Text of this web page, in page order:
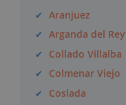
Aranjuez
Arganda del Rey
Collado Villalba
Colmenar Viejo
Coslada